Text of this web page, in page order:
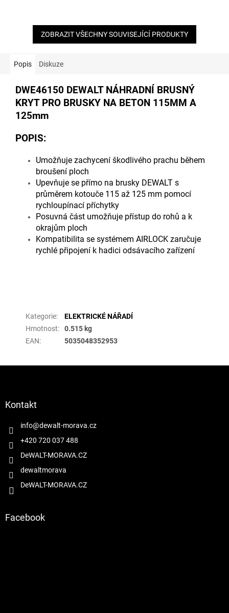
ZOBRAZIT VŠECHNY SOUVISEJÍCÍ PRODUKTY
Popis Diskuze
DWE46150 DEWALT NÁHRADNÍ BRUSNÝ
KRYT PRO BRUSKY NA BETON 115MM A
125mm
POPIS:
Umožňuje zachycení škodlivého prachu během
broušení ploch
Upevňuje se přímo na brusky DEWALT s
průměrem kotouče 115 až 125 mm pomocí
rychloupínací příchytky
Posuvná část umožňuje přístup do rohů a k
okrajům ploch
Kompatibilita se systémem AIRLOCK zaručuje
rychlé připojení k hadici odsávacího zařízení
Kategorie:
ELEKTRICKÉ NÁŘADÍ
Hmotnost:
0.515 kg
EAN: 5035048352953
Kontakt
info@dewalt-morava.cz
+420 720 037 488
DeWALT-MORAVA.CZ
dewaltmorava
DeWALT-MORAVA.CZ
Facebook